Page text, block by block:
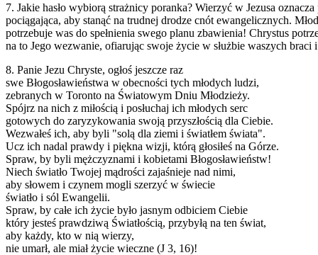
7. Jakie hasło wybiorą strażnicy poranka? Wierzyć w Jezusa
pociągająca, aby stanąć na trudnej drodze cnót ewangelicznych.
potrzebuje was do spełnienia swego planu zbawienia! Chrystus
na to Jego wezwanie, ofiarując swoje życie w służbie waszych
8. Panie Jezu Chryste, ogłoś jeszcze raz
swe Błogosławieństwa w obecności tych młodych ludzi,
zebranych w Toronto na Światowym Dniu Młodzieży.
Spójrz na nich z miłością i posłuchaj ich młodych serc
gotowych do zaryzykowania swoją przyszłością dla Ciebie.
Wezwałeś ich, aby byli "solą dla ziemi i światłem świata".
Ucz ich nadal prawdy i piękna wizji, którą głosiłeś na Górze.
Spraw, by byli mężczyznami i kobietami Błogosławieństw!
Niech światło Twojej mądrości zajaśnieje nad nimi,
aby słowem i czynem mogli szerzyć w świecie
światło i sól Ewangelii.
Spraw, by całe ich życie było jasnym odbiciem Ciebie
który jesteś prawdziwą Światłością, przybyłą na ten świat,
aby każdy, kto w nią wierzy,
nie umarł, ale miał życie wieczne (J 3, 16)!